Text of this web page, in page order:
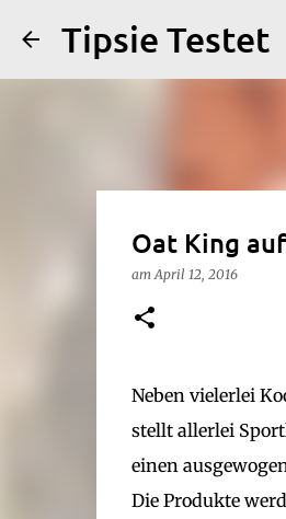
Tipsie Testet
Oat King
amApril 12, 2016
Neben vielerlei
stellt allerlei
einen
Die Produkte